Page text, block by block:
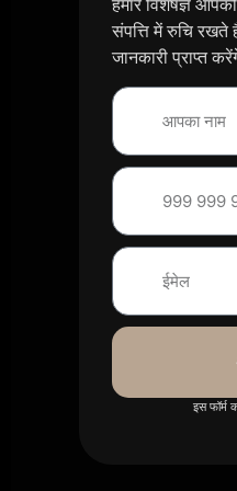
हमारे विशेषज्ञ
संपत्ति में रुचि
जानकारी प्राप्त
इस फॉर्म